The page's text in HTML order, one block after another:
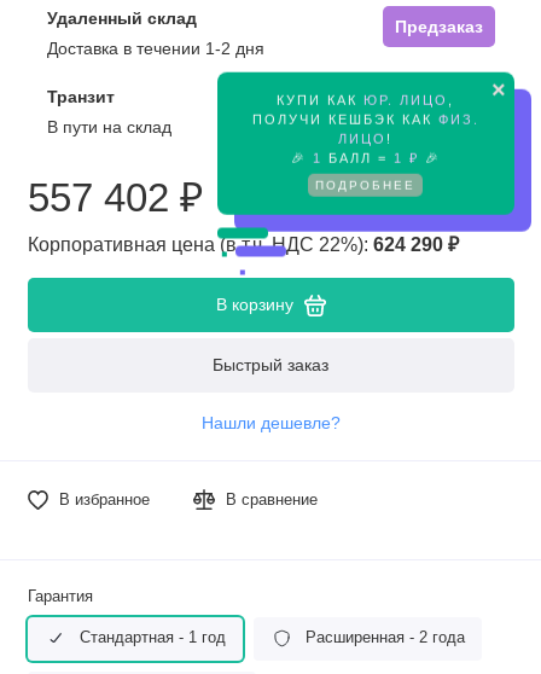
×
КУПИ КАК ЮР. ЛИЦО
ПОЛУЧИ КЕШБЭК КАК ФИЗ.
ЛИЦО !
🎉
1 БАЛЛ = 1 ₽ 🎉
ПОДРОБНЕЕ
Удаленный склад
Предзаказ
Доставка в течении 1-2 дня
Транзит
Предзаказ
В пути на склад
557 402 ₽
Корпоративная цена (в т.ч. НДС 22%): 624 290 ₽
В корзину
Быстрый заказ
Нашли дешевле?
В избранное В сравнение
Гарантия
Стандартная - 1 год Расширенная - 2 года